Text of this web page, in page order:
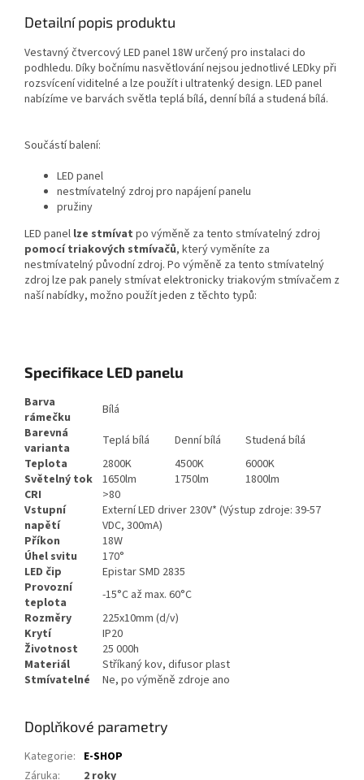
Detailní popis produktu
Vestavný čtvercový LED panel 18W určený pro instalaci do
podhledu. Díky bočnímu nasvětlování nejsou jednotlivé LEDky při
rozsvícení viditelné a lze použít i ultratenký design. LED panel
nabízíme ve barvách světla teplá bílá, denní bílá a studená bílá.
Součástí balení:
LED panel
nestmívatelný zdroj pro napájení panelu
pružiny
LED panel lze stmívat po výměně za tento stmívatelný zdroj
pomocí triakových stmívačů, který vyměníte za
nestmívatelný původní zdroj. Po výměně za tento stmívatelný
zdroj lze pak panely stmívat elektronicky triakovým stmívačem z
naší nabídky, možno použít jeden z těchto typů:
Specifikace LED panelu
Barva
rámečku
Bílá
Barevná
varianta
Teplá bílá Denní bílá
Studená bílá
Teplota
2800K 4500K
6000K
Světelný tok 1650lm 1750lm
1800lm
CRI
>80
Vstupní
napětí
Externí LED driver 230V* (Výstup zdroje: 39-57
VDC, 300mA)
Příkon
18W
Úhel svitu
170°
LED čip
Epistar SMD 2835
Provozní
teplota
-15°C až max. 60°C
Rozměry
225x10mm (d/v)
Krytí
IP20
Životnost
25 000h
Materiál
Stříkaný kov, difusor plast
Stmívatelné
Ne, po výměně zdroje ano
Doplňkové parametry
Kategorie: E-SHOP
Záruka: 2 roky